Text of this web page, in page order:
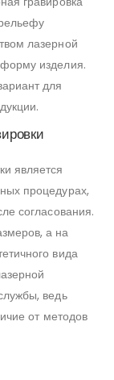
лазерной
изделия.
для
является
процедурах,
согласования.
а на
вида
ведь
от методов